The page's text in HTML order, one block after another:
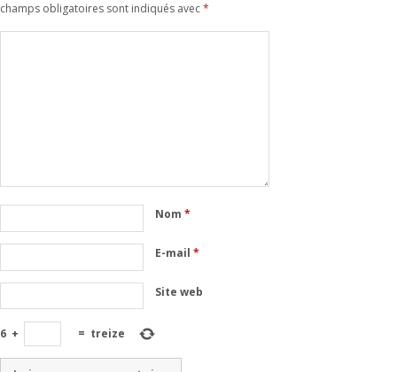
champs obligatoires sont indiqués avec*
Nom*
E-mail*
Site web
6 + = treize